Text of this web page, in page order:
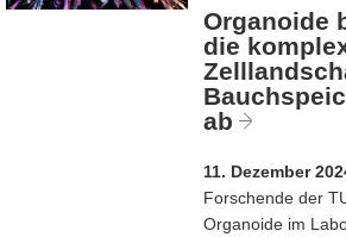
Organoide
die
ab
11. Dezember
Forschende der
Organoide im